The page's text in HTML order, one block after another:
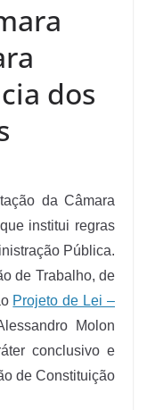
dos
da Câmara
institui regras
Pública.
de Trabalho, de
Projeto de Lei –
Molon
conclusivo e
de Constituição